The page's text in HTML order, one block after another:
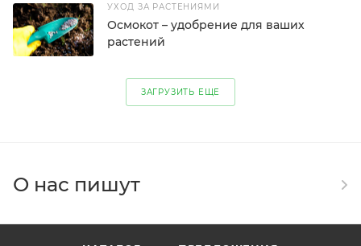
УХОД ЗА РАСТЕНИЯМИ
Осмокот – удобрение для ваших
растений
УХОД ЗА РАСТЕНИЯМИ
Уход за розами
мире цветущий кустарник
ЗАГРУЗИТЬ ЕЩЕ
О нас пишут